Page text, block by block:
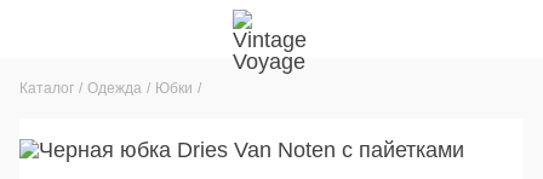
Каталог Одежда Юбки